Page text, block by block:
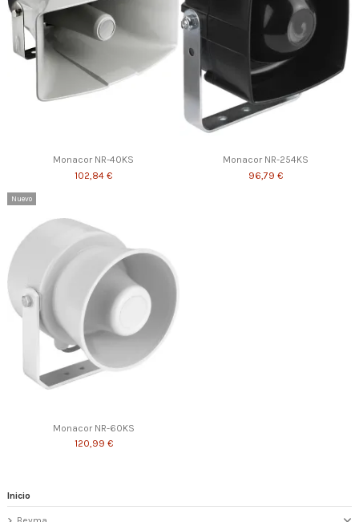
Monacor NR-40KS
102,84 €
Monacor NR-254KS
96,79 €
Nuevo
Monacor NR-60KS
120,99 €
Inicio